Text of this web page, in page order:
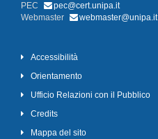
PEC
pec@cert.unipa.it
Webmaster
webmaster@unipa.it
Accessibilità
Orientamento
Ufficio Relazioni con il Pubblico
Credits
Mappa del sito